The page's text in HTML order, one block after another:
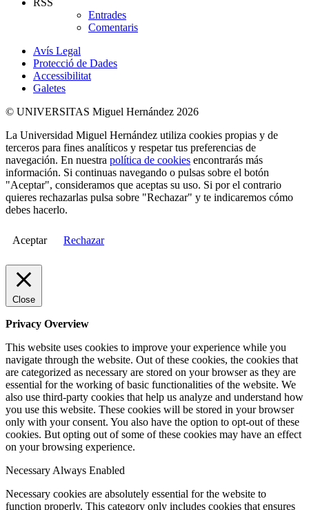
Entrades
Comentaris
Avís Legal
Protecció de Dades
Accessibilitat
Galetes
© UNIVERSITAS Miguel Hernández 2026
La Universidad Miguel Hernández utiliza cookies propias y de
terceros para fines analíticos y respetar tus preferencias de
navegación. En nuestra política de cookies encontrarás más
información. Si continuas navegando o pulsas sobre el botón
"Aceptar", consideramos que aceptas su uso. Si por el contrario
quieres rechazarlas pulsa sobre "Rechazar" y te indicaremos cómo
debes hacerlo.
Aceptar Rechazar
Close
Privacy Overview
This website uses cookies to improve your experience while you
navigate through the website. Out of these cookies, the cookies that
are categorized as necessary are stored on your browser as they are
essential for the working of basic functionalities of the website. We
also use third-party cookies that help us analyze and understand how
you use this website. These cookies will be stored in your browser
only with your consent. You also have the option to opt-out of these
cookies. But opting out of some of these cookies may have an effect
on your browsing experience.
Necessary Always Enabled
Necessary cookies are absolutely essential for the website to
function properly. This category only includes cookies that ensures